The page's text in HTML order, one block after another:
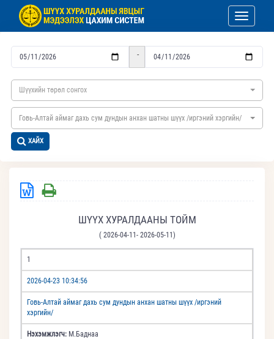
Toggle
-
Шүүхийн төрөл сонгох
Говь-Алтай аймаг дахь сум дундын анхан шатны шүүх /иргэний хэргийн/
ХАЙХ
ШҮҮХ ХУРАЛДААНЫ ТОЙМ
( 2026-04-11- 2026-05-11)
1
2026-04-23 10:34:56
Говь-Алтай аймаг дахь сум дундын анхан шатны шүүх /иргэний
хэргийн/
Нэхэмжлэгч: М.Баднаа